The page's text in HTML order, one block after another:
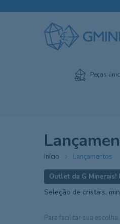
Peças
Início Lançamentos
Seleção de cristais,